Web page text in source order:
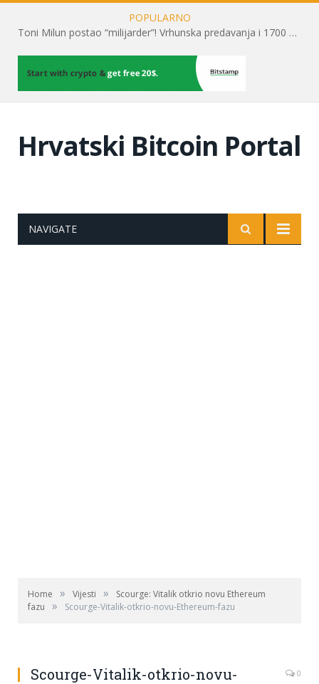
POPULARNO
Toni Milun postao “milijarder”! Vrhunska predavanja i 1700 posjetitelja obilježili su mjesec financijske pismenosti
Hrvatski Bitcoin Portal
NAVIGATE
Home » Vijesti »
Scourge: Vitalik otkrio novu Ethereum
fazu
» Scourge-Vitalik-otkrio-novu-Ethereum-fazu
Scourge-Vitalik-otkrio-novu-
0